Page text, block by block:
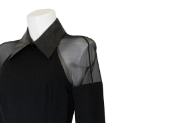
world visit Envato to buy and
sell creative assets, use smart
design templates, learn
creative skills or even hire
freelancers. With an industry-
leading marketplace paired
with an unlimited subscription
service, Envato helps creatives
like you get projects done